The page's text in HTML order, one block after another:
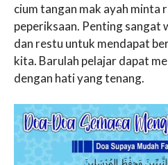
cium tangan mak ayah minta
peperiksaan. Penting sangat
dan restu untuk mendapat
kita. Barulah pelajar dapat
dengan hati yang tenang.